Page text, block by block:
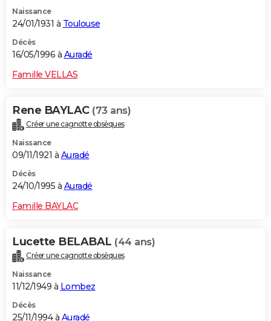
Naissance
24/01/1931 à Toulouse
Décès
16/05/1996 à Auradé
Famille VELLAS
Rene BAYLAC (73 ans)
Créer une cagnotte obsèques
Naissance
09/11/1921 à Auradé
Décès
24/10/1995 à Auradé
Famille BAYLAC
Lucette BELABAL (44 ans)
Créer une cagnotte obsèques
Naissance
11/12/1949 à Lombez
Décès
25/11/1994 à Auradé